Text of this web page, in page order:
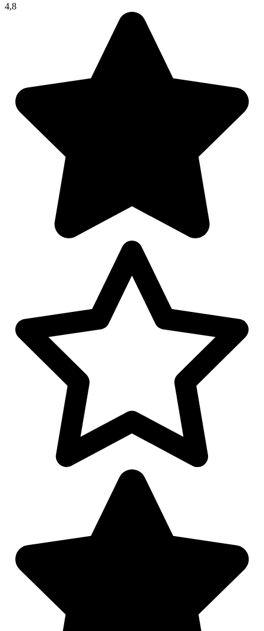
4,8